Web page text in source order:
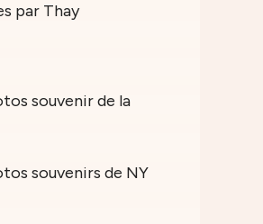
par Thay
souvenir de la
souvenirs de NY